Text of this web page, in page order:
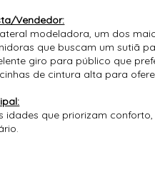
Vendedor:
modeladora, um dos
que buscam um sutiã
giro para público que
de cintura alta para
idades que priorizam